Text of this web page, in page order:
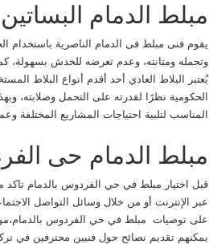
مبلط الدمام البساتين
يقوم فنى مبلط فى الدمام الناصرية باستخدام
وتحمله ومتانته، وعدم تعرضه للخدش بسهولة،
يُعتبر البلاط العادي أحد أقدم أنواع البلاط
الحكومية نظرًا لقدرته على التحمل وصلابته،
المناسب لتلبية احتياجات المشاريع
مبلط الدمام حى
قبل اختيار مبلط في حي الفردوس بالدمام
عبر الإنترنت أو من خلال وسائل التواصل
على توصيات مبلط في حي الفردوس
يمكنهم تقديم نصائح حول فنيين محترفين في